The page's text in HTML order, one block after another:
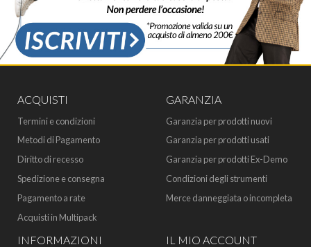
ACQUISTI
Termini e condizioni
Metodi di Pagamento
Diritto di recesso
Spedizione e consegna
Pagamento a rate
Acquisti in Multipack
GARANZIA
Garanzia per prodotti nuovi
Garanzia per prodotti usati
Garanzia per prodotti Ex-Demo
Condizioni degli strumenti
Merce danneggiata o incompleta
INFORMAZIONI IL MIO ACCOUNT